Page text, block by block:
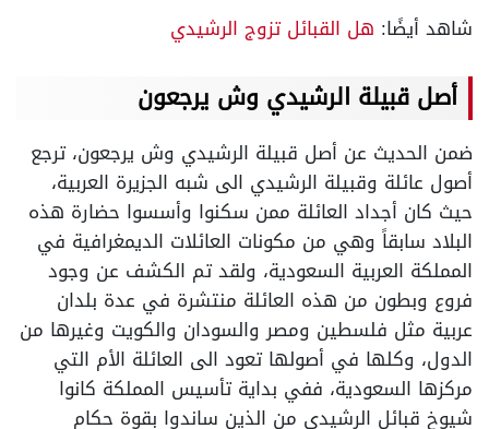
شاهد أيضًا: هل القبائل تزوج الرشيدي
أصل قبيلة الرشيدي وش يرجعون
ضمن الحديث عن أصل قبيلة الرشيدي وش يرجعون، ترجع
أصول عائلة وقبيلة الرشيدي الى شبه الجزيرة العربية،
حيث كان أجداد العائلة ممن سكنوا وأسسوا حضارة هذه
البلاد سابقاً وهي من مكونات العائلات الديمغرافية في
المملكة العربية السعودية، ولقد تم الكشف عن وجود
فروع وبطون من هذه العائلة منتشرة في عدة بلدان
عربية مثل فلسطين ومصر والسودان والكويت وغيرها من
الدول، وكلها في أصولها تعود الى العائلة الأم التي
مركزها السعودية، ففي بداية تأسيس المملكة كانوا
شيوخ قبائل الرشيدي من الذين ساندوا بقوة حكام